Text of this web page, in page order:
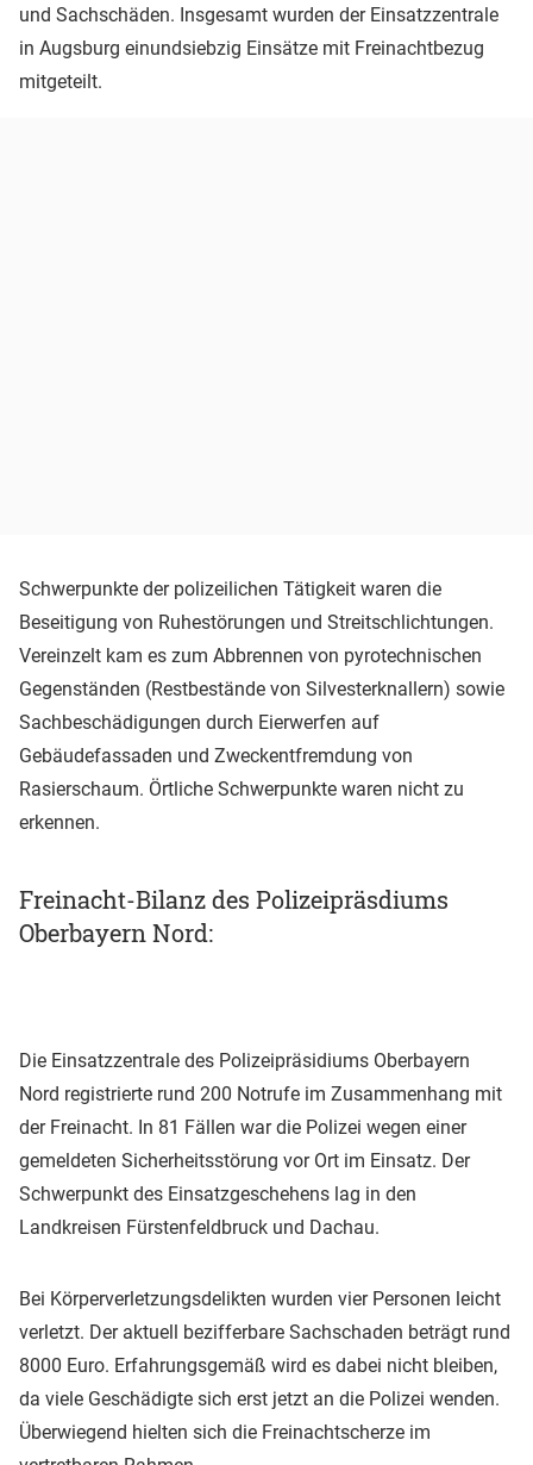
und Sachschäden. Insgesamt wurden der Einsatzzentrale
in Augsburg einundsiebzig Einsätze mit Freinachtbezug
mitgeteilt.
Schwerpunkte der polizeilichen Tätigkeit waren die
Beseitigung von Ruhestörungen und Streitschlichtungen.
Vereinzelt kam es zum Abbrennen von pyrotechnischen
Gegenständen (Restbestände von Silvesterknallern) sowie
Sachbeschädigungen durch Eierwerfen auf
Gebäudefassaden und Zweckentfremdung von
Rasierschaum. Örtliche Schwerpunkte waren nicht zu
erkennen.
Freinacht-Bilanz des Polizeipräsdiums
Oberbayern Nord:
Die Einsatzzentrale des Polizeipräsidiums Oberbayern
Nord registrierte rund 200 Notrufe im Zusammenhang mit
der Freinacht. In 81 Fällen war die Polizei wegen einer
gemeldeten Sicherheitsstörung vor Ort im Einsatz. Der
Schwerpunkt des Einsatzgeschehens lag in den
Landkreisen Fürstenfeldbruck und Dachau.
Bei Körperverletzungsdelikten wurden vier Personen leicht
verletzt. Der aktuell bezifferbare Sachschaden beträgt rund
8000 Euro. Erfahrungsgemäß wird es dabei nicht bleiben,
da viele Geschädigte sich erst jetzt an die Polizei wenden.
Überwiegend hielten sich die Freinachtscherze im